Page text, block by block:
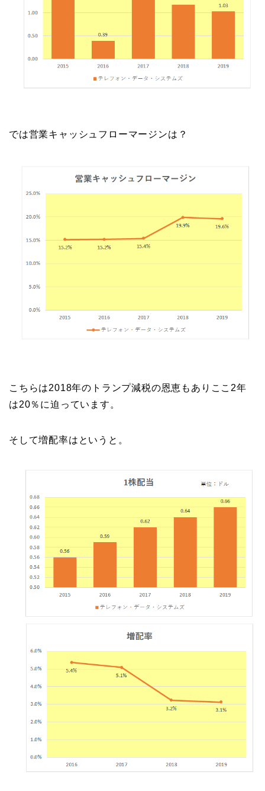
では営業キャッシュフローマージンは？
こちらは2018年のトランプ減税の恩恵もありここ2年
は20％に迫っています。
そして増配率はというと。